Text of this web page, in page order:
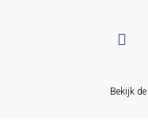
Bekijk de